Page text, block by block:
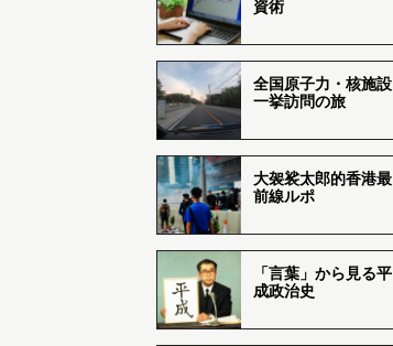
資術
全国原子力・核施設
一挙訪問の旅
大袈裟太郎的香港最
前線ルポ
「言葉」から見る平
成政治史